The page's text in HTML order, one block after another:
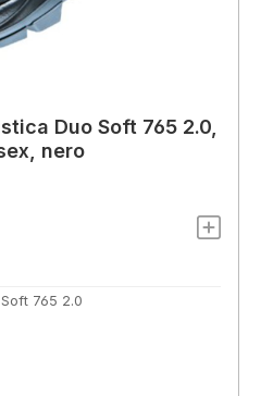
Duo Soft 765 2.0,
nero
765 2.0